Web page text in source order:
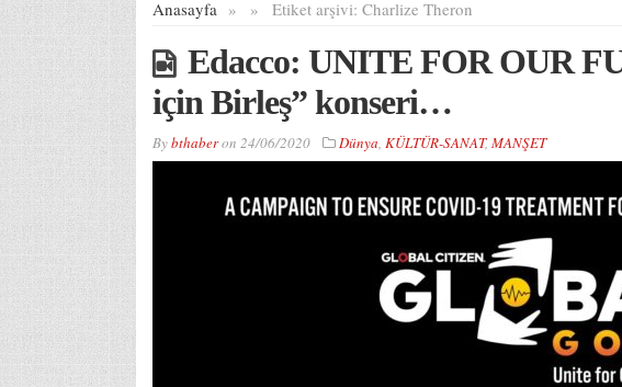
Anasayfa » Etiket arşivi:
» Charlize Theron
Edacco: UNITE FOR OUR
için Birleş” konseri…
Bybthaberon 24/06/2020 Dünya, KÜLTÜR-SANAT, MANŞET